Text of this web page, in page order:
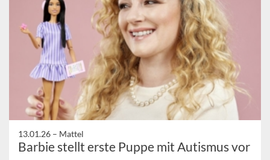
13.01.26 – Mattel
Barbie stellt erste Puppe mit Autismus vor